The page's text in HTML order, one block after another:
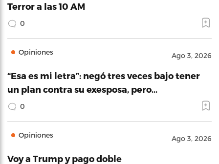
Terror a las 10 AM
0
Opiniones Ago 3, 2026
“Esa es mi letra”: negó tres veces bajo tener
un plan contra su exesposa, pero…
0
Opiniones Ago 3, 2026
Voy a Trump y pago doble